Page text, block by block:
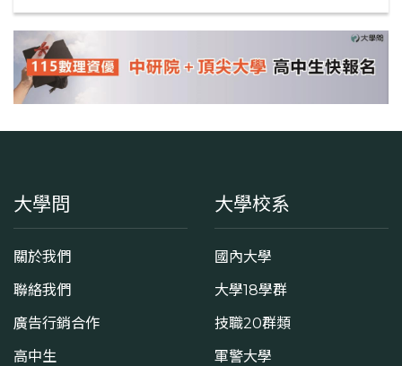
大學問
關於我們
聯絡我們
廣告行銷合作
高中生
大學校系
國內大學
大學18學群
技職20群類
軍警大學